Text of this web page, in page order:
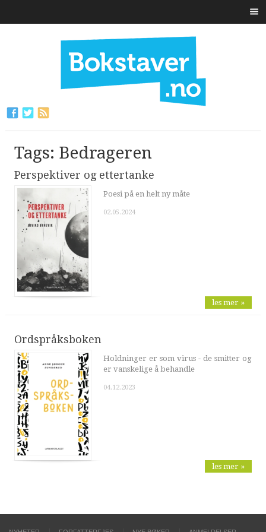
Tags: Bedrageren
Perspektiver og ettertanke
Poesi på en helt ny måte
02.05.2024
les mer »
Ordspråksboken
Holdninger er som virus - de smitter og
er vanskelige å behandle
04.12.2023
les mer »